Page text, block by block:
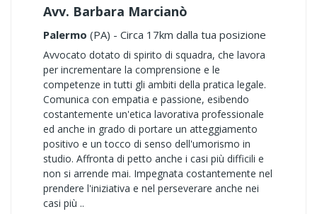
Avv. Barbara Marcianò
Palermo (PA) - Circa 17km dalla tua posizione
Avvocato dotato di spirito di squadra, che lavora
per incrementare la comprensione e le
competenze in tutti gli ambiti della pratica legale.
Comunica con empatia e passione, esibendo
costantemente un'etica lavorativa professionale
ed anche in grado di portare un atteggiamento
positivo e un tocco di senso dell'umorismo in
studio. Affronta di petto anche i casi più difficili e
non si arrende mai. Impegnata costantemente nel
prendere l'iniziativa e nel perseverare anche nei
casi più ..